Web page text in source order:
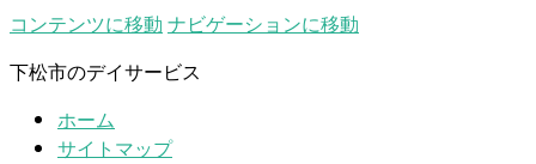
コンテンツに移動 ナビゲーションに移動
下松市のデイサービス
ホーム
サイトマップ